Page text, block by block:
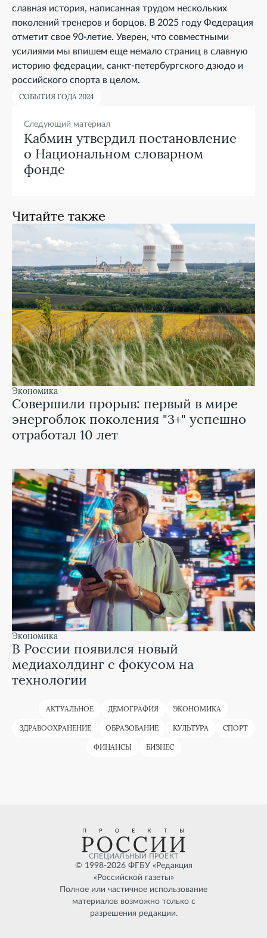
славная история, написанная трудом нескольких
поколений тренеров и борцов. В 2025 году Федерация
отметит свое 90-летие. Уверен, что совместными
усилиями мы впишем еще немало страниц в славную
историю федерации, санкт-петербургского дзюдо и
российского спорта в целом.
СОБЫТИЯ ГОДА 2024
Следующий материал
Кабмин утвердил постановление
о Национальном словарном
фонде
Читайте также
экономика
Совершили прорыв: первый в мире
энергоблок поколения "3+" успешно
отработал 10 лет
экономика
В России появился новый
медиахолдинг с фокусом на
технологии
АКТУАЛЬНОЕ ДЕМОГРАФИЯ ЭКОНОМИКА
ЗДРАВООХРАНЕНИЕ ОБРАЗОВАНИЕ КУЛЬТУРА СПОРТ
ФИНАНСЫ БИЗНЕС
СПЕЦИАЛЬНЫЙ ПРОЕКТ
© 1998-2026ФГБУ «Редакция
«Российской газеты»
Полное или частичное использование
материалов возможно только с
разрешения редакции.